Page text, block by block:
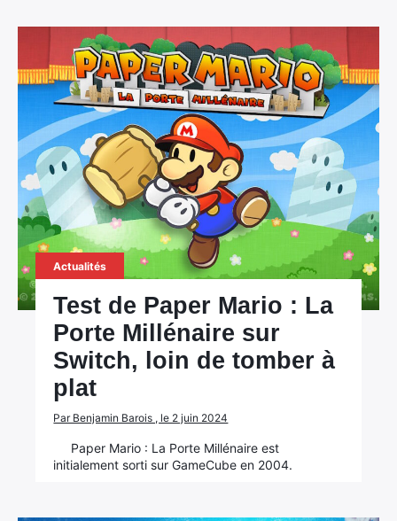
Actualités
Test de Paper Mario : La
Porte Millénaire sur
Switch, loin de tomber à
plat
Par Benjamin Barois , le 2 juin 2024
Paper Mario : La Porte Millénaire est
initialement sorti sur GameCube en 2004.